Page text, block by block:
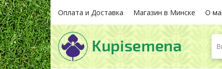
Оплата и Доставка Магазин в Минске О